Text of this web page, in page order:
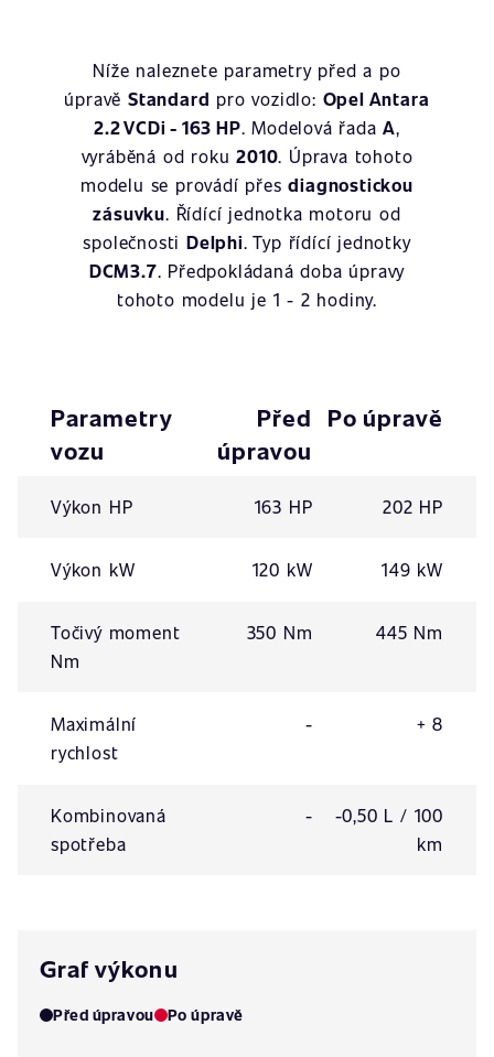
Níže naleznete parametry před a po
úpravěStandard pro vozidlo: Opel Antara
2.2 VCDi - 163 HP. Modelová řadaA,
vyráběná od roku2010. Úprava tohoto
modelu se provádí přesdiagnostickou
zásuvku. Řídící jednotka motoru od
společnosti Delphi. Typ řídící jednotky
DCM3.7. Předpokládaná doba úpravy
tohoto modelu je 1 - 2 hodiny.
Parametry
vozu
Před
úpravou
Po úpravě
Výkon HP 163 HP 202 HP
Výkon kW 120 kW 149 kW
Točivý moment
Nm
350 Nm 445 Nm
Maximální
rychlost
- + 8
Kombinovaná
spotřeba
-
-0,50 L / 100
km
Graf výkonu
Před úpravou Po úpravě